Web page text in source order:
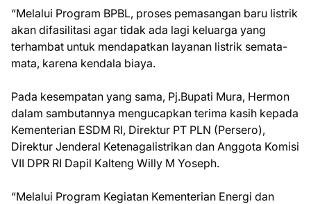
“Melalui Program BPBL, proses pemasangan baru listrik
akan difasilitasi agar tidak ada lagi keluarga yang
terhambat untuk mendapatkan layanan listrik semata-
mata, karena kendala biaya.
Pada kesempatan yang sama, Pj.Bupati Mura, Hermon
dalam sambutannya mengucapkan terima kasih kepada
Kementerian ESDM RI, Direktur PT PLN (Persero),
Direktur Jenderal Ketenagalistrikan dan Anggota Komisi
VII DPR RI Dapil Kalteng Willy M Yoseph.
“Melalui Program Kegiatan Kementerian Energi dan